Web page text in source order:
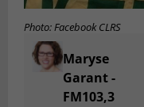
Photo: Facebook CLRS
Maryse
Garant -
FM103,3